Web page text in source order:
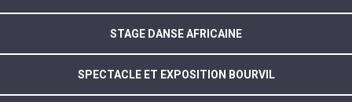
STAGE DANSE AFRICAINE
SPECTACLE ET EXPOSITION BOURVIL